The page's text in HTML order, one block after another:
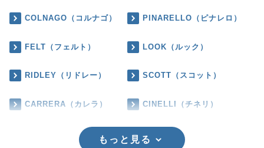
COLNAGO（コルナゴ） PINARELLO（ピナレロ）
FELT（フェルト） LOOK（ルック）
RIDLEY（リドレー） SCOTT（スコット）
CARRERA（カレラ） CINELLI（チネリ）
もっと見る